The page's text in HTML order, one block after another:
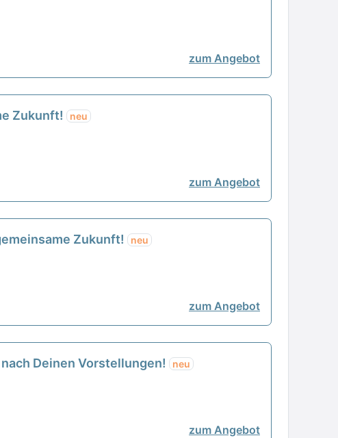
zum Angebot
Zukunft! neu
zum Angebot
Zukunft! neu
zum Angebot
Deinen Vorstellungen! neu
zum Angebot